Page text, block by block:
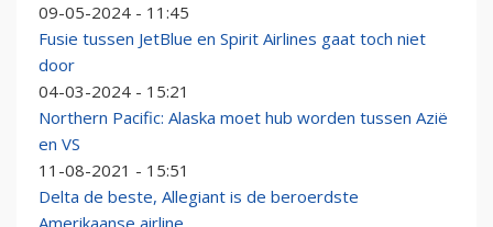
09-05-2024 - 11:45
Fusie tussen JetBlue en Spirit Airlines gaat toch niet
door
04-03-2024 - 15:21
Northern Pacific: Alaska moet hub worden tussen Azië
en VS
11-08-2021 - 15:51
Delta de beste, Allegiant is de beroerdste